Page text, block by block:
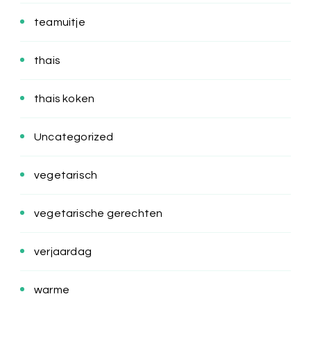
teamuitje
thais
thais koken
Uncategorized
vegetarisch
vegetarische gerechten
verjaardag
warme